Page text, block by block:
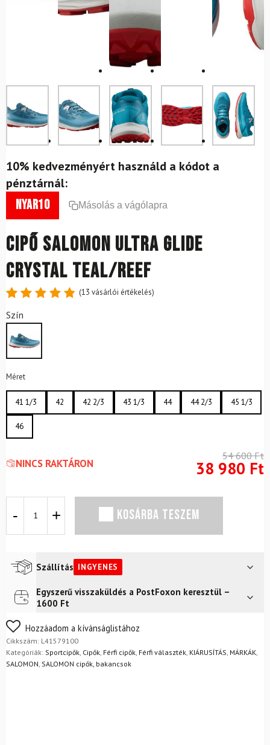
10% kedvezményért használd a kódot a
pénztárnál:
nyar10 Másolás a vágólapra
Cipő SALOMON Ultra Glide
Crystal Teal/Reef
4.85
értékelés
(13 vásárlói értékelés)
Szín
Méret
41 1/3 42 42 2/3 43 1/3 44 44 2/3 45 1/3
46
NINCS RAKTÁRON
54 600Ft
38 980 Ft
SALOMON
Teal/Reef
mennyiség
KOSÁRBA TESZEM
Szállítás INGYENES
Futár a címreIngyenes
FoxPost
Egyszerű visszaküldés a PostFoxon keresztül –
1600 Ft
Nem biztos a választásában? Semmi gond – a terméket
egyszerűen visszaküldheti 14 napon belül, indoklás nélkül.
Mik a visszaküldés feltételei?
Hozzáadom a kívánságlistához
Cikkszám: L41579100
Kategóriák: Sportcipők Cipők Férfi cipők Férfi választék KIÁRUSÍTÁS MÁRKÁK
SALOMON SALOMON cipők, bakancsok